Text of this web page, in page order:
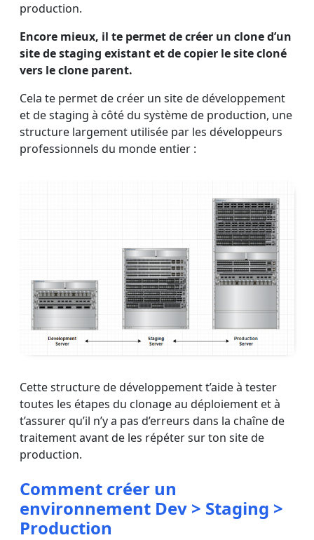
production.
Encore mieux, il te permet de créer un clone d’un
site de staging existant et de copier le site cloné
vers le clone parent.
Cela te permet de créer un site de développement
et de staging à côté du système de production, une
structure largement utilisée par les développeurs
professionnels du monde entier :
Cette structure de développement t’aide à tester
toutes les étapes du clonage au déploiement et à
t’assurer qu’il n’y a pas d’erreurs dans la chaîne de
traitement avant de les répéter sur ton site de
production.
Comment créer un
environnement Dev > Staging >
Production